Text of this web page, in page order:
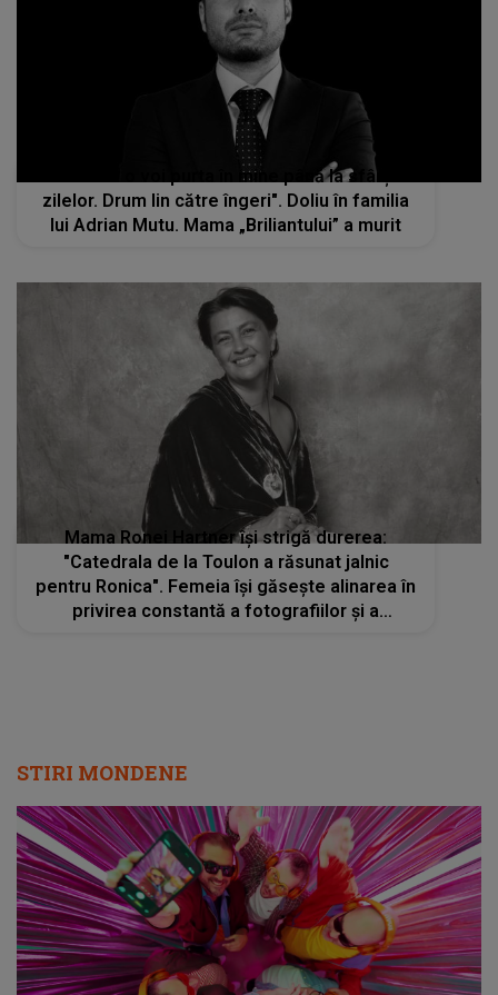
"Iubirea ta o voi purta în mine până la sfârșitul
zilelor. Drum lin către îngeri". Doliu în familia
lui Adrian Mutu. Mama „Briliantului” a murit
Mama Ronei Hartner își strigă durerea:
"Catedrala de la Toulon a răsunat jalnic
pentru Ronica". Femeia își găsește alinarea în
privirea constantă a fotografiilor și a
STIRI MONDENE